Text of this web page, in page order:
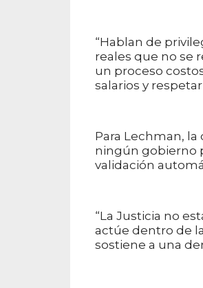
“Hablan de
reales que no se
un proceso
salarios y
Para Lechman,
ningún gobierno
validación
“La Justicia no
actúe dentro de
sostiene a una